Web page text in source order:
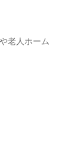
老人ホーム